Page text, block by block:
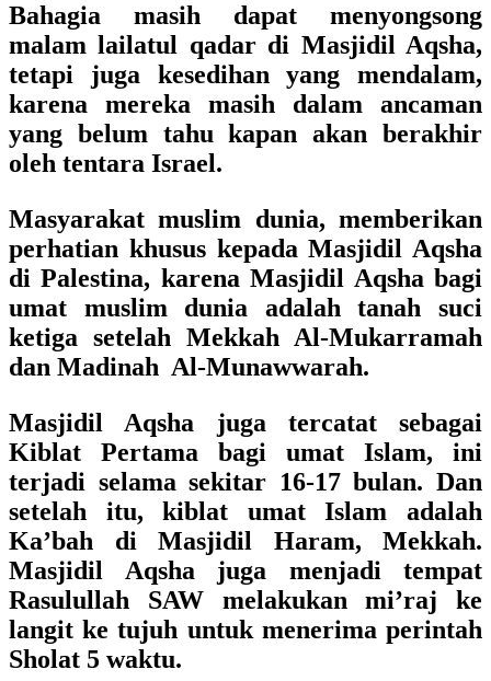
Bahagia masih dapat menyongsong
malam lailatul qadar di Masjidil Aqsha,
tetapi juga kesedihan yang mendalam,
karena mereka masih dalam ancaman
yang belum tahu kapan akan berakhir
oleh tentara Israel.
Masyarakat muslim dunia, memberikan
perhatian khusus kepada Masjidil Aqsha
di Palestina, karena Masjidil Aqsha bagi
umat muslim dunia adalah tanah suci
ketiga setelah Mekkah Al-Mukarramah
dan Madinah Al-Munawwarah.
Masjidil Aqsha juga tercatat sebagai
Kiblat Pertama bagi umat Islam, ini
terjadi selama sekitar 16-17 bulan. Dan
setelah itu, kiblat umat Islam adalah
Ka’bah di Masjidil Haram, Mekkah.
Masjidil Aqsha juga menjadi tempat
Rasulullah SAW melakukan mi’raj ke
langit ke tujuh untuk menerima perintah
Sholat 5 waktu.